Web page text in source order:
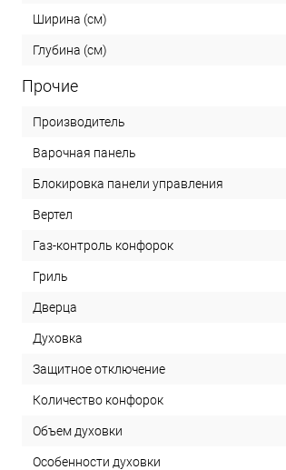
Ширина (см)
Глубина (см)
Прочие
Производитель
Варочная панель
Блокировка панели управления
Вертел
Газ-контроль конфорок
Гриль
Дверца
Духовка
Защитное отключение
Количество конфорок
Объем духовки
Особенности духовки